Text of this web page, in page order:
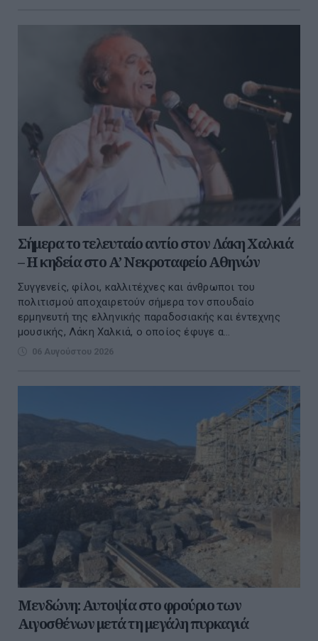
Σήμερα το τελευταίο αντίο στον Λάκη Χαλκιά
– Η κηδεία στο Α’ Νεκροταφείο Αθηνών
Συγγενείς, φίλοι, καλλιτέχνες και άνθρωποι του
πολιτισμού αποχαιρετούν σήμερα τον σπουδαίο
ερμηνευτή της ελληνικής παραδοσιακής και έντεχνης
μουσικής, Λάκη Χαλκιά, ο οποίος έφυγε α...
06 Αυγούστου 2026
Μενδώνη: Αυτοψία στο φρούριο των
Αιγοσθένων μετά τη μεγάλη πυρκαγιά